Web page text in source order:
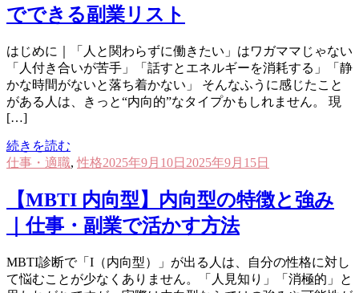
でできる副業リスト
はじめに｜「人と関わらずに働きたい」はワガママじゃない
「人付き合いが苦手」「話すとエネルギーを消耗する」「静
かな時間がないと落ち着かない」 そんなふうに感じたこと
がある人は、きっと“内向的”なタイプかもしれません。 現
[…]
続きを読む
仕事・適職,性格2025年9月10日 2025年9月15日
【MBTI 内向型】内向型の特徴と強み
｜仕事・副業で活かす方法
MBTI診断で「I（内向型）」が出る人は、自分の性格に対し
て悩むことが少なくありません。「人見知り」「消極的」と